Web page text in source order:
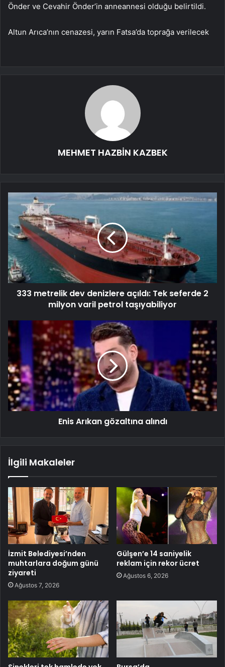
Önder ve Cevahir Önder’in anneannesi olduğu belirtildi.
Altun Arıca’nın cenazesi, yarın Fatsa’da toprağa verilecek
MEHMET HAZBİN KAZBEK
333 metrelik dev denizlere açıldı: Tek seferde 2
milyon varil petrol taşıyabiliyor
Enis Arıkan gözaltına alındı
İlgili Makaleler
İzmit Belediyesi’nden
muhtarlara doğum günü
ziyareti
Ağustos 7, 2026
Gülşen’e 14 saniyelik
reklam için rekor ücret
Ağustos 6, 2026